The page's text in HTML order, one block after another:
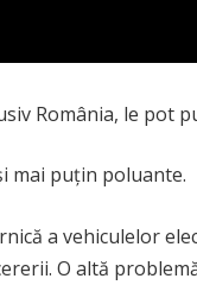
România, le pot
mai puțin poluante.
a vehiculelor
O altă